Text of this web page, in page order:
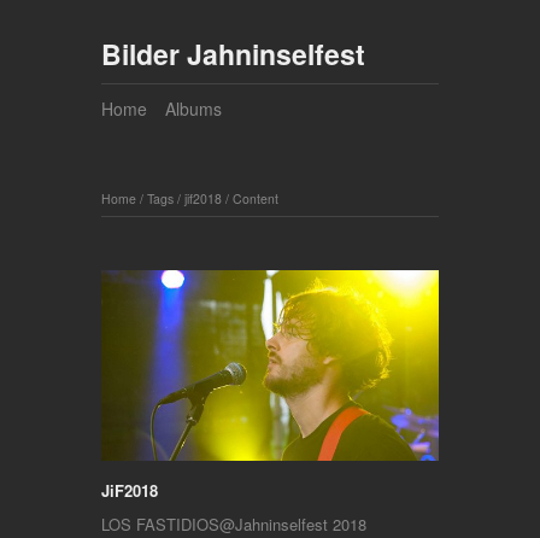
Bilder Jahninselfest
Home Albums
Home / Tags / jif2018 / Content
JiF2018
LOS FASTIDIOS@Jahninselfest 2018